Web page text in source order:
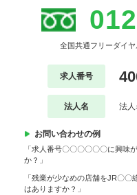
全国共通フリーダイ
求人番号
法人名 法人
お問い合わせの例
「求人番号〇〇〇〇〇〇に興味
か？」
「残業が少なめの店舗をJR〇
はありますか？」